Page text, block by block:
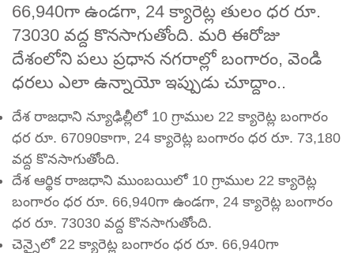
66,940గా ఉండగా, 24 క్యారెట్ల తులం ధర రూ.
73030 వద్ద కొనసాగుతోంది. మరి ఈరోజు
దేశంలోని పలు ప్రధాన నగరాల్లో బంగారం, వెండి
ధరలు ఎలా ఉన్నాయో ఇప్పుడు చూద్దాం..
దేశ రాజధాని న్యూఢిల్లీలో 10 గ్రాముల 22 క్యారెట్ల బంగారం
ధర రూ. 67090కాగా, 24 క్యారెట్ల బంగారం ధర రూ. 73,180
వద్ద కొనసాగుతోంది.
దేశ ఆర్థిక రాజధాని ముంబయిలో 10 గ్రాముల 22 క్యారెట్ల
బంగారం ధర రూ. 66,940గా ఉండగా, 24 క్యారెట్ల బంగారం
ధర రూ. 73030 వద్ద కొనసాగుతోంది.
చెన్నైలో 22 క్యారెట్ల బంగారం ధర రూ. 66,940గా